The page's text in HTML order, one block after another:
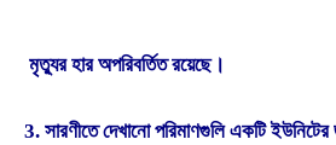
মৃত্যুর হার অপরিবর্তিত রয়েছে।
3. সারণীতে দেখানো পরিমাণগুলি একটি